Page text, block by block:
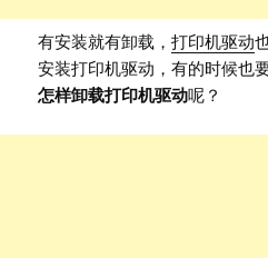
有安装就有卸载，打印机驱动
安装打印机驱动，有的时候也
怎样卸载打印机驱动呢？